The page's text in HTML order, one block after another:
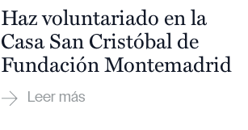
Haz voluntariado en la
Casa San Cristóbal de
Fundación Montemadrid